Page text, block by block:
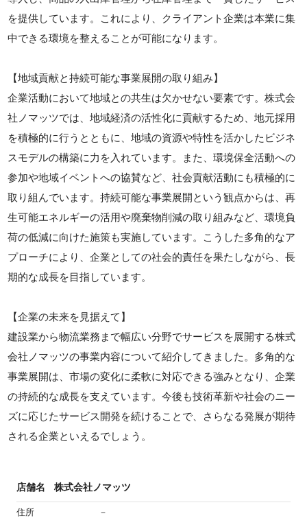
を提供しています。これにより、クライアント企業は本業に集
中できる環境を整えることが可能になります。
【地域貢献と持続可能な事業展開の取り組み】
企業活動において地域との共生は欠かせない要素です。株式会
社ノマッツでは、地域経済の活性化に貢献するため、地元採用
を積極的に行うとともに、地域の資源や特性を活かしたビジネ
スモデルの構築に力を入れています。また、環境保全活動への
参加や地域イベントへの協賛など、社会貢献活動にも積極的に
取り組んでいます。持続可能な事業展開という観点からは、再
生可能エネルギーの活用や廃棄物削減の取り組みなど、環境負
荷の低減に向けた施策も実施しています。こうした多角的なア
プローチにより、企業としての社会的責任を果たしながら、長
期的な成長を目指しています。
【企業の未来を見据えて】
建設業から物流業務まで幅広い分野でサービスを展開する株式
会社ノマッツの事業内容について紹介してきました。多角的な
事業展開は、市場の変化に柔軟に対応できる強みとなり、企業
の持続的な成長を支えています。今後も技術革新や社会のニー
ズに応じたサービス開発を続けることで、さらなる発展が期待
される企業といえるでしょう。
店舗名 株式会社ノマッツ
住所 －